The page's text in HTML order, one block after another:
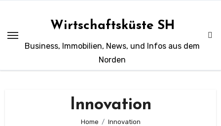
springen
Wirtschaftsküste SH
Business, Immobilien, News, und Infos aus dem
Norden
Innovation
Home Innovation